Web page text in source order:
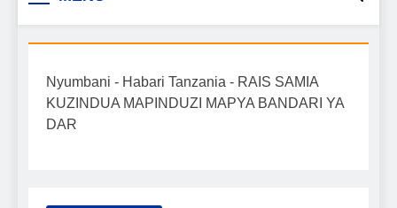
Tanzania
kilimo, mitindo, na burudani kwa Kiswahili,
mafanikio yako.
Nyumbani - Habari Tanzania - RAIS SAMIA
KUZINDUA MAPINDUZI MAPYA BANDARI YA
DAR